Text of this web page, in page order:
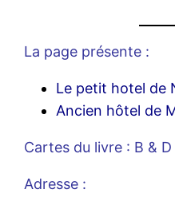
La page présente :
Le petit hotel de
Ancien hôtel de
Cartes du livre : B & D
Adresse :